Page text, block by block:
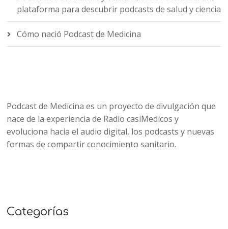
plataforma para descubrir podcasts de salud y ciencia
Cómo nació Podcast de Medicina
Podcast de Medicina es un proyecto de divulgación que
nace de la experiencia de Radio casiMedicos y
evoluciona hacia el audio digital, los podcasts y nuevas
formas de compartir conocimiento sanitario.
Categorías